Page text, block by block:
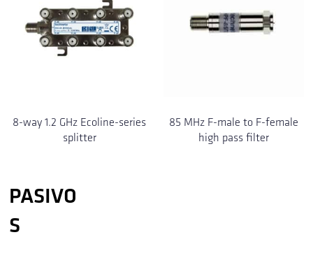
8-way 1.2 GHz Ecoline-series
splitter
85 MHz F-male to F-female
high pass filter
PASIVO
S